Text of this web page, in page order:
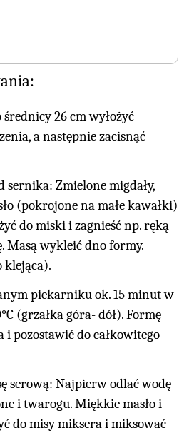
26 cm wyłożyć
a następnie zacisnąć
sernika: Zmielone migdały,
(pokrojone na małe kawałki)
do miski i zagnieść np. ręką
Masą wykleić dno formy.
klejąca).
piekarniku ok. 15 minut w
(grzałka góra- dół). Formę
i pozostawić do całkowitego
serową: Najpierw odlać wodę
i twarogu. Miękkie masło i
do misy miksera i miksować